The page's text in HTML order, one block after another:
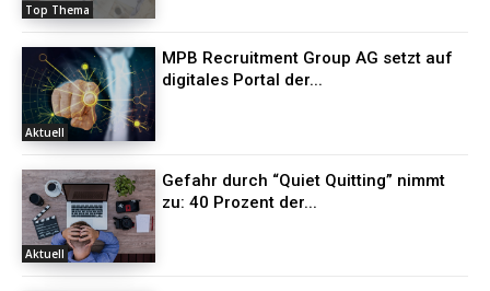
Top Thema
Aktuell
MPB Recruitment Group AG setzt auf
digitales Portal der...
Aktuell
Gefahr durch “Quiet Quitting” nimmt
zu: 40 Prozent der...